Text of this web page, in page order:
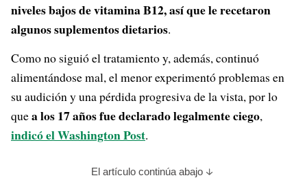
niveles bajos de vitamina B12, así que le recetaron
algunos suplementos dietarios.
Como no siguió el tratamiento y, además, continuó
alimentándose mal, el menor experimentó problemas en
su audición y una pérdida progresiva de la vista, por lo
quea los 17 años fue declarado legalmente ciego,
indicó el Washington Post.
El artículo continúa abajo